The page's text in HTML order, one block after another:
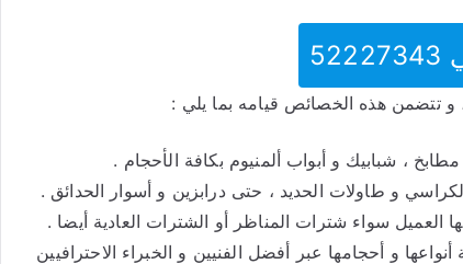
و تتضمن هذه الخصائص قيامه بما يلي :
، شبابيك و أبواب ألمنيوم بكافة الأحجام .
و طاولات الحديد ، حتى درابزين و أسوار الحدائق .
العميل سواء شترات المناظر أو الشترات العادية أيضا .
و أحجامها عبر أفضل الفنيين و الخبراء الاحترافيين